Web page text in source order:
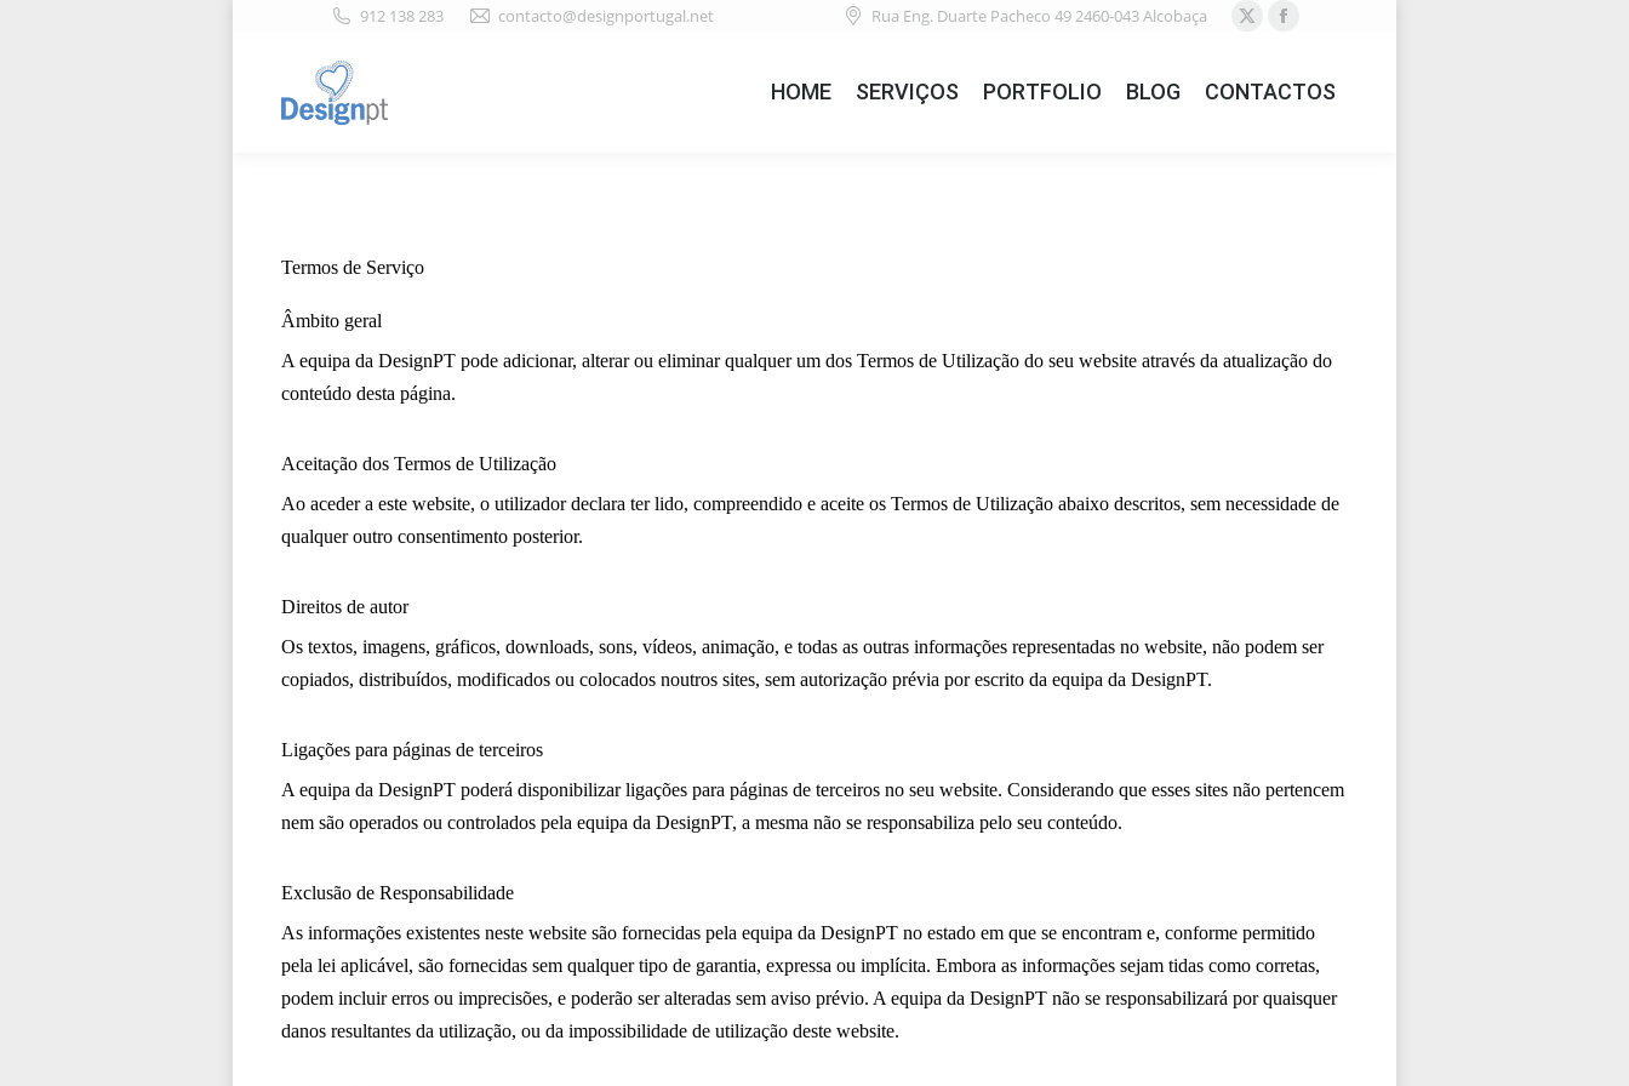
912 138 283 contacto@designportugal.net Rua Eng. Duarte Pacheco 49 2460-043 Alcobaça
X
opens
Facebook
opens
HOME SERVIÇOS PORTFOLIO BLOG CONTACTOS
Termos de Serviço
Âmbito geral
A equipa da DesignPT pode adicionar, alterar ou eliminar qualquer um dos Termos de Utilização do seu website através da atualização do
conteúdo desta página.
Aceitação dos Termos de Utilização
Ao aceder a este website, o utilizador declara ter lido, compreendido e aceite os Termos de Utilização abaixo descritos, sem necessidade de
qualquer outro consentimento posterior.
Direitos de autor
Os textos, imagens, gráficos, downloads, sons, vídeos, animação, e todas as outras informações representadas no website, não podem ser
copiados, distribuídos, modificados ou colocados noutros sites, sem autorização prévia por escrito da equipa da DesignPT.
Ligações para páginas de terceiros
A equipa da DesignPT poderá disponibilizar ligações para páginas de terceiros no seu website. Considerando que esses sites não pertencem
nem são operados ou controlados pela equipa da DesignPT, a mesma não se responsabiliza pelo seu conteúdo.
Exclusão de Responsabilidade
As informações existentes neste website são fornecidas pela equipa da DesignPT no estado em que se encontram e, conforme permitido
pela lei aplicável, são fornecidas sem qualquer tipo de garantia, expressa ou implícita. Embora as informações sejam tidas como corretas,
podem incluir erros ou imprecisões, e poderão ser alteradas sem aviso prévio. A equipa da DesignPT não se responsabilizará por quaisquer
danos resultantes da utilização, ou da impossibilidade de utilização deste website.